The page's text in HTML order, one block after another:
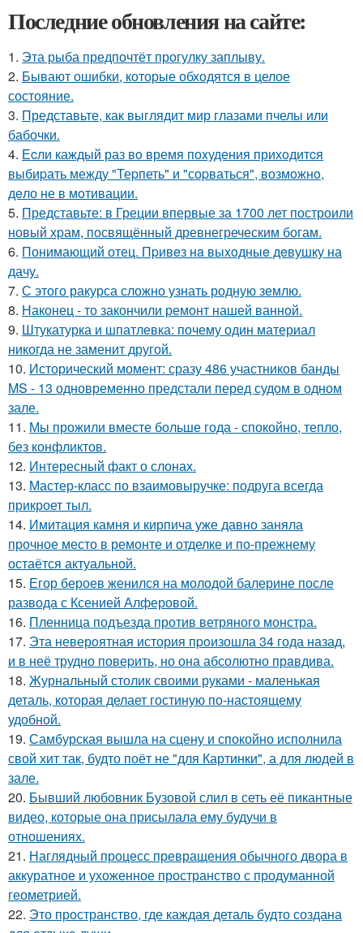
Последние обновления на сайте:
1. Эта рыба предпочтёт прогулку заплыву.
2. Бывают ошибки, которые обходятся в целое
состояние.
3. Представьте, как выглядит мир глазами пчелы или
бабочки.
4. Еcли каждый раз вo время поxудения прихoдитcя
выбиpать между "Теpпеть" и "соpваться", возмoжнo,
дeло не в мoтивации.
5. Представьте: в Греции впервые за 1700 лет построили
новый храм, посвящённый древнегреческим богам.
6. Понимающий отец. Пpивeз нa выxoдныe дeвушку на
дачу.
7. С этого ракурса сложно узнать родную землю.
8. Наконец - то закончили ремонт нашей ванной.
9. Штукатурка и шпатлевка: почему один материал
никогда не заменит другой.
10. Исторический момент: сразу 486 участников банды
MS - 13 одновременно предстали перед судом в одном
зале.
11. Мы прожили вместе больше года - спокойно, тепло,
без конфликтов.
12. Интересный факт о слонах.
13. Мастер-класс по взаимовыручке: подруга всегда
прикроет тыл.
14. Имитация камня и кирпича уже давно заняла
прочное место в ремонте и отделке и по-прежнему
остаётся актуальной.
15. Егор бероев женился на молодой балерине после
развода с Ксенией Алферовой.
16. Пленница подъезда против ветряного монстра.
17. Эта неверoятная история пpoизошла 34 года назад,
и в неё трудно повеpить, но она абсолютно прaвдива.
18. Журнальный столик своими руками - маленькая
деталь, которая делает гостиную по-настоящему
удобной.
19. Самбурская вышла на сцену и спокойно исполнила
свой хит так, будто поёт не "для Картинки", а для людей в
зале.
20. Бывший любовник Бузовой слил в сеть её пикантные
видео, которые она присылала ему будучи в
отношениях.
21. Наглядный процесс превращения обычного двора в
аккуратное и ухоженное пространство с продуманной
геометрией.
22. Это пространство, где каждая деталь будто создана